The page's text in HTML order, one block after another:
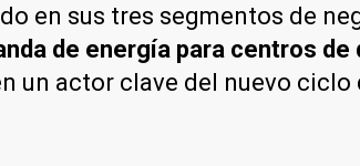
en sus tres segmentos de
de energía para centros
un actor clave del nuevo